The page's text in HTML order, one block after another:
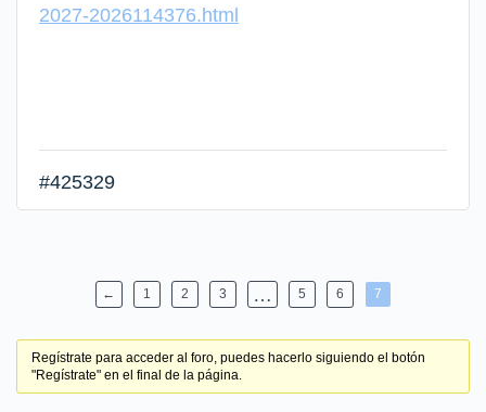
2027-2026114376.html
#425329
← 1 2 3 … 5 6 7
Regístrate para acceder al foro, puedes hacerlo siguiendo el botón
"Regístrate" en el final de la página.